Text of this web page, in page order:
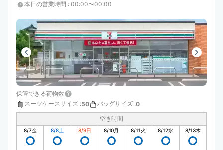
本日の営業時間 : 00:00〜00:00
保管できる荷物数
スーツケースサイズ :50 バッグサイズ :0
空き時間
8/7金 8/8土 8/9日 8/10月 8/11火 8/12水 8/13木